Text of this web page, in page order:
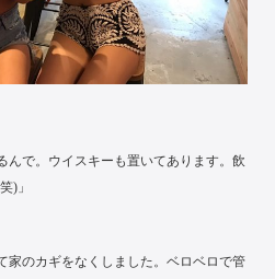
んで。ウイスキーも置いてあります。飲
)」
家のカギをなくしました。ベロベロで管